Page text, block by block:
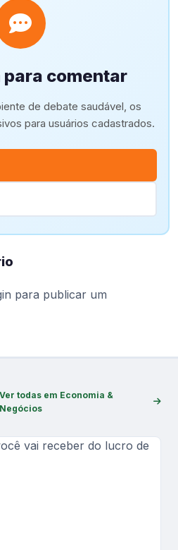
para comentar
de debate saudável, os
para usuários cadastrados.
para publicar um
Ver todas em Economia &
Negócios